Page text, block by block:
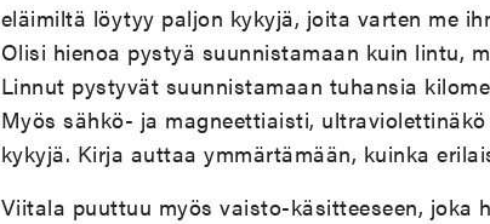
eläimiltä löytyy paljon kykyjä, joita varten me
Olisi hienoa pystyä suunnistamaan kuin lintu,
Linnut pystyvät suunnistamaan tuhansia
Myös sähkö- ja magneettiaisti,
kykyjä. Kirja auttaa ymmärtämään, kuinka
Viitala puuttuu myös vaisto-käsitteeseen, joka